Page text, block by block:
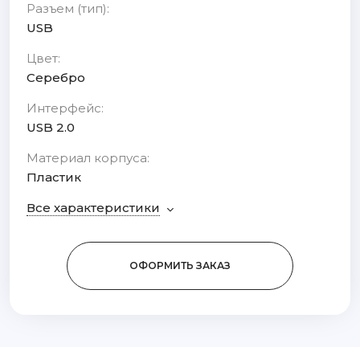
Разъем (тип):
USB
Цвет:
Серебро
Интерфейс:
USB 2.0
Материал корпуса:
Пластик
Все характеристики
ОФОРМИТЬ ЗАКАЗ